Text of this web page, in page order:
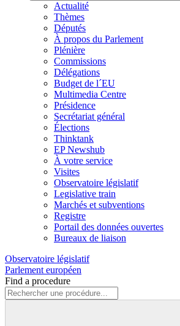
Actualité
Thèmes
Députés
À propos du Parlement
Plénière
Commissions
Délégations
Budget de l´EU
Multimedia Centre
Présidence
Secrétariat général
Élections
Thinktank
EP Newshub
À votre service
Visites
Observatoire législatif
Legislative train
Marchés et subventions
Registre
Portail des données ouvertes
Bureaux de liaison
Observatoire législatif
Parlement européen
Find a procedure